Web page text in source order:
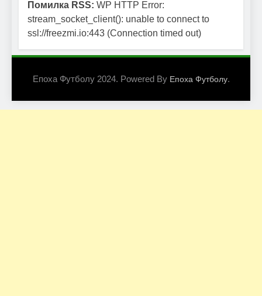
Помилка RSS: WP HTTP Error:
stream_socket_client(): unable to connect to
ssl://freezmi.io:443 (Connection timed out)
Епоха Футболу 2024. Powered By Епоха Футболу.